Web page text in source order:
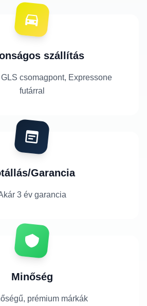
szállítás
csomagpont, Expressone
futárral
Garancia
3 év garancia
Minőség
prémium márkák